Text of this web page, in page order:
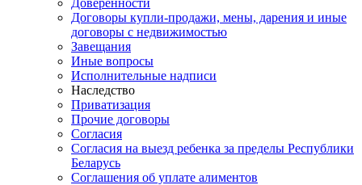
Договоры купли-продажи, мены, дарения и иные
договоры с недвижимостью
Завещания
Иные вопросы
Исполнительные надписи
Наследство
Приватизация
Прочие договоры
Согласия
Согласия на выезд ребенка за пределы Республики
Беларусь
Соглашения об уплате алиментов